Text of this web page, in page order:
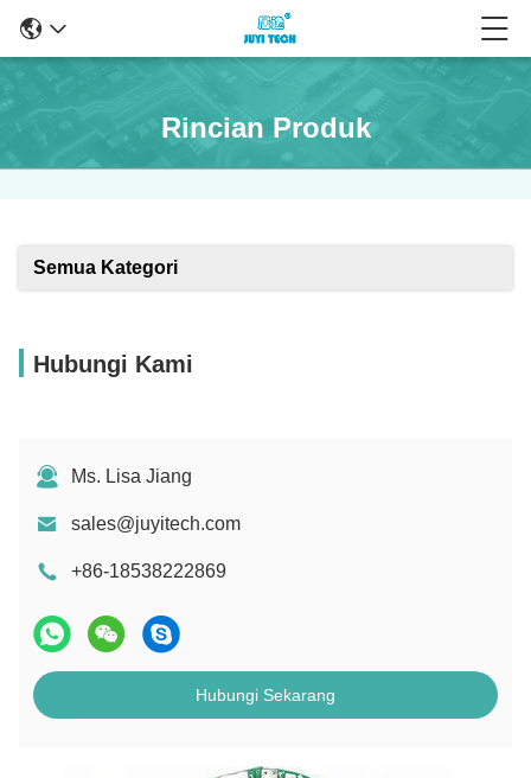
Rincian Produk
Semua Kategori
Hubungi Kami
Ms. Lisa Jiang
sales@juyitech.com
+86-18538222869
Hubungi Sekarang